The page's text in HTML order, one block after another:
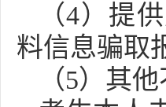
（4）提
料信息骗取
（5）其